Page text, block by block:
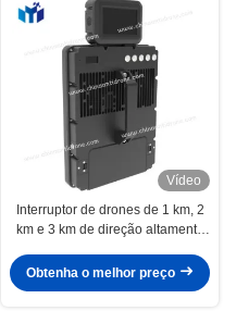
Vídeo
Interruptor de drones de 1 km, 2
km e 3 km de direção altamente
comunicação de drones DR5001
Obtenha o melhor preço